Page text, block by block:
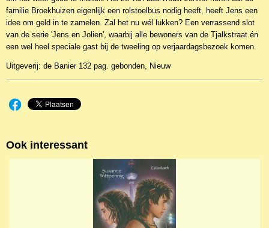
familie Broekhuizen eigenlijk een rolstoelbus nodig heeft, heeft Jens een
idee om geld in te zamelen. Zal het nu wél lukken? Een verrassend slot
van de serie 'Jens en Jolien', waarbij alle bewoners van de Tjalkstraat én
een wel heel speciale gast bij de tweeling op verjaardagsbezoek komen.
Uitgeverij: de Banier 132 pag. gebonden, Nieuw
Ook interessant